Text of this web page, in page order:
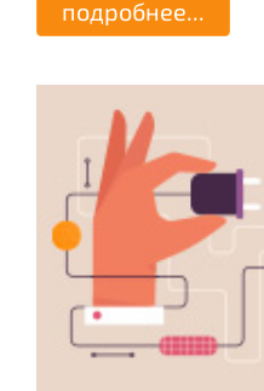
подробнее...